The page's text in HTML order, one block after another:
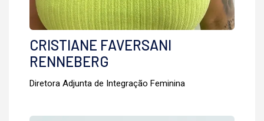
CRISTIANE FAVERSANI
RENNEBERG
Diretora Adjunta de Integração Feminina